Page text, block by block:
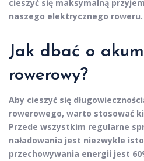
cieszyć się maksymalną
naszego elektrycznego roweru.
Jak dbać o
rowerowy?
Aby cieszyć się
rowerowego, warto stosować
Przede wszystkim regularne
naładowania jest niezwykle
przechowywania energii jest